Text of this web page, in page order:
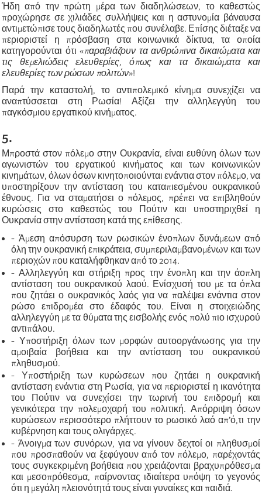
Ήδη από την πρώτη μέρα των διαδηλώσεων, το καθεστώς
προχώρησε σε χιλιάδες συλλήψεις και η αστυνομία βάναυσα
αντιμετώπισε τους διαδηλωτές που συνέλαβε. Επίσης διέταξε να
περιοριστεί η πρόσβαση στα κοινωνικά δίκτυα, τα οποία
κατηγορούνται ότι «παραβιάζουν τα ανθρώπινα δικαιώματα και
τις θεμελιώδεις ελευθερίες, όπως και τα δικαιώματα και
ελευθερίες των ρώσων πολιτών»!
Παρά την καταστολή, το αντιπολεμικό κίνημα συνεχίζει να
αναπτύσσεται στη Ρωσία! Αξίζει την αλληλεγγύη του
παγκόσμιου εργατικού κινήματος.
5.
Μπροστά στον πόλεμο στην Ουκρανία, είναι ευθύνη όλων των
αγωνιστών του εργατικού κινήματος και των κοινωνικών
κινημάτων, όλων όσων κινητοποιούνται ενάντια στον πόλεμο, να
υποστηρίξουν την αντίσταση του καταπιεσμένου ουκρανικού
έθνους. Για να σταματήσει ο πόλεμος, πρέπει να επιβληθούν
κυρώσεις στο καθεστώς του Πούτιν και υποστηριχθεί η
Ουκρανία στην αντίσταση κατά της επίθεσης.
- Άμεση απόσυρση των ρωσικών ένοπλων δυνάμεων από
όλη την ουκρανική επικράτεια, συμπεριλαμβανομένων και των
περιοχών που καταλήφθηκαν από το 2014.
- Αλληλεγγύη και στήριξη προς την ένοπλη και την άοπλη
αντίσταση του ουκρανικού λαού. Ενίσχυσή του με τα όπλα
που ζητάει ο ουκρανικός λαός για να παλέψει ενάντια στον
ρώσο επιδρομέα στο έδαφός του. Είναι η στοιχειώδης
αλληλεγγύη με τα θύματα της εισβολής ενός πολύ πιο ισχυρού
αντιπάλου.
- Υποστήριξη όλων των μορφών αυτοοργάνωσης για την
αμοιβαία βοήθεια και την αντίσταση του ουκρανικού
πληθυσμού.
- Υποστήριξη των κυρώσεων που ζητάει η ουκρανική
αντίσταση ενάντια στη Ρωσία, για να περιοριστεί η ικανότητα
του Πούτιν να συνεχίσει την τωρινή του επιδρομή και
γενικότερα την πολεμοχαρή του πολιτική. Απόρριψη όσων
κυρώσεων περισσότερο πλήττουν το ρωσικό λαό απ’ό,τι την
κυβέρνηση και τους ολιγάρχες.
- Άνοιγμα των συνόρων, για να γίνουν δεχτοί οι πληθυσμοί
που προσπαθούν να ξεφύγουν από τον πόλεμο, παρέχοντάς
τους συγκεκριμένη βοήθεια που χρειάζονται βραχυπρόθεσμα
και μεσοπρόθεσμα, παίρνοντας ιδιαίτερα υπόψη το γεγονός
ότι η μεγάλη πλειονότητά τους είναι γυναίκες και παιδιά.